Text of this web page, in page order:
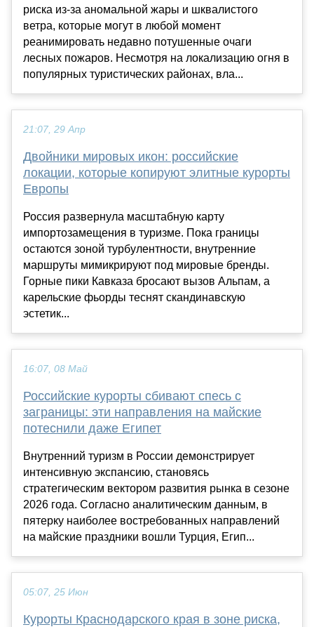
риска из-за аномальной жары и шквалистого
ветра, которые могут в любой момент
реанимировать недавно потушенные очаги
лесных пожаров. Несмотря на локализацию огня в
популярных туристических районах, вла...
21:07, 29 Апр
Двойники мировых икон: российские
локации, которые копируют элитные курорты
Европы
Россия развернула масштабную карту
импортозамещения в туризме. Пока границы
остаются зоной турбулентности, внутренние
маршруты мимикрируют под мировые бренды.
Горные пики Кавказа бросают вызов Альпам, а
карельские фьорды теснят скандинавскую
эстетик...
16:07, 08 Май
Российские курорты сбивают спесь с
заграницы: эти направления на майские
потеснили даже Египет
Внутренний туризм в России демонстрирует
интенсивную экспансию, становясь
стратегическим вектором развития рынка в сезоне
2026 года. Согласно аналитическим данным, в
пятерку наиболее востребованных направлений
на майские праздники вошли Турция, Егип...
05:07, 25 Июн
Курорты Краснодарского края в зоне риска,